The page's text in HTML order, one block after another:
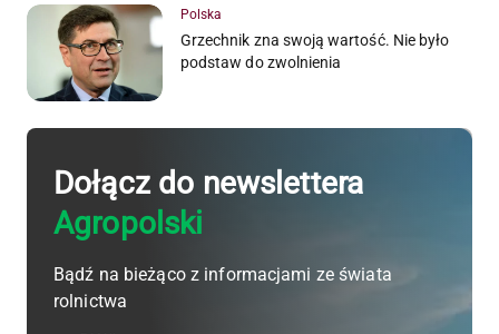
Polska
Grzechnik zna swoją wartość. Nie było
podstaw do zwolnienia
Dołącz do newslettera
Agropolski
Bądź na bieżąco z informacjami ze świata
rolnictwa